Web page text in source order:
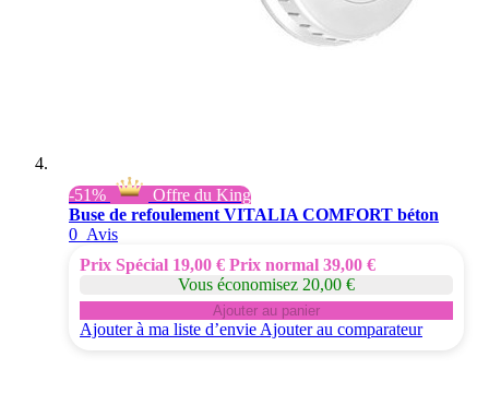
-51%
Offre du King
Buse de refoulement VITALIA COMFORT béton
0 Avis
Prix Spécial 19,00 € Prix normal 39,00 €
Vous économisez 20,00 €
Ajouter au panier
Ajouter à ma liste d’envie Ajouter au comparateur